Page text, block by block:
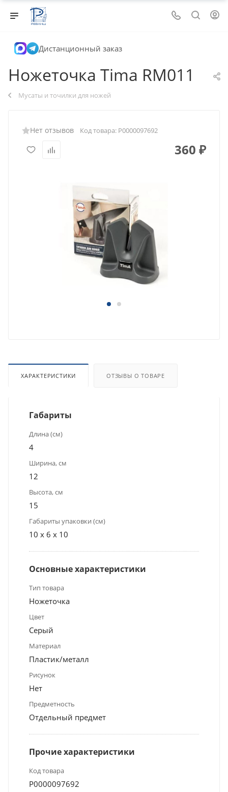
Дистанционный заказ
Ножеточка Tima RM011
Мусаты и точилки для ножей
Нет отзывов Код товара: Р0000097692
360 ₽
ХАРАКТЕРИСТИКИ ОТЗЫВЫ О ТОВАРЕ
Габариты
Длина (см)
4
Ширина, см
12
Высота, см
15
Габариты упаковки (см)
10 x 6 x 10
Основные характеристики
Тип товара
Ножеточка
Цвет
Серый
Материал
Пластик/металл
Рисунок
Нет
Предметность
Отдельный предмет
Прочие характеристики
Код товара
Р0000097692